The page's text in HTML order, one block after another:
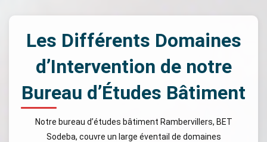
Les Différents Domaines
d’Intervention de notre
Bureau d’Études Bâtiment
Notre bureau d’études bâtiment Rambervillers, BET
Sodeba, couvre un large éventail de domaines